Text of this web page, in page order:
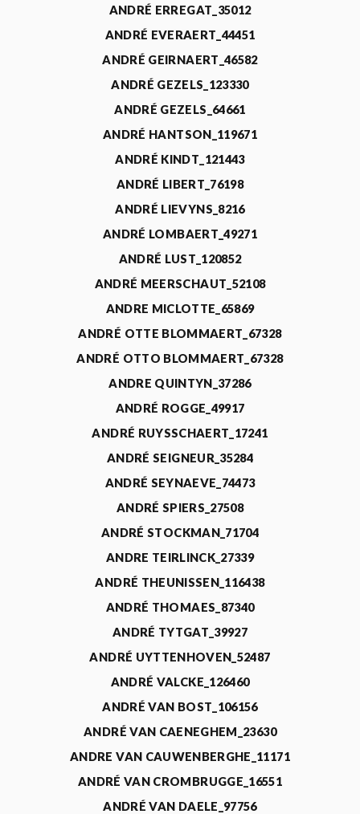
ANDRÉ ERREGAT_35012
ANDRÉ EVERAERT_44451
ANDRÉ GEIRNAERT_46582
ANDRÉ GEZELS_123330
ANDRÉ GEZELS_64661
ANDRÉ HANTSON_119671
ANDRÉ KINDT_121443
ANDRÉ LIBERT_76198
ANDRÉ LIEVYNS_8216
ANDRÉ LOMBAERT_49271
ANDRÉ LUST_120852
ANDRÉ MEERSCHAUT_52108
ANDRE MICLOTTE_65869
ANDRÉ OTTE BLOMMAERT_67328
ANDRÉ OTTO BLOMMAERT_67328
ANDRE QUINTYN_37286
ANDRÉ ROGGE_49917
ANDRÉ RUYSSCHAERT_17241
ANDRÉ SEIGNEUR_35284
ANDRÉ SEYNAEVE_74473
ANDRÉ SPIERS_27508
ANDRÉ STOCKMAN_71704
ANDRE TEIRLINCK_27339
ANDRÉ THEUNISSEN_116438
ANDRÉ THOMAES_87340
ANDRÉ TYTGAT_39927
ANDRÉ UYTTENHOVEN_52487
ANDRÉ VALCKE_126460
ANDRÉ VAN BOST_106156
ANDRÉ VAN CAENEGHEM_23630
ANDRE VAN CAUWENBERGHE_11171
ANDRÉ VAN CROMBRUGGE_16551
ANDRÉ VAN DAELE_97756